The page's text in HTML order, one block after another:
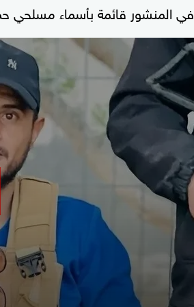
المنشور قائمة بأسماء مسلحي